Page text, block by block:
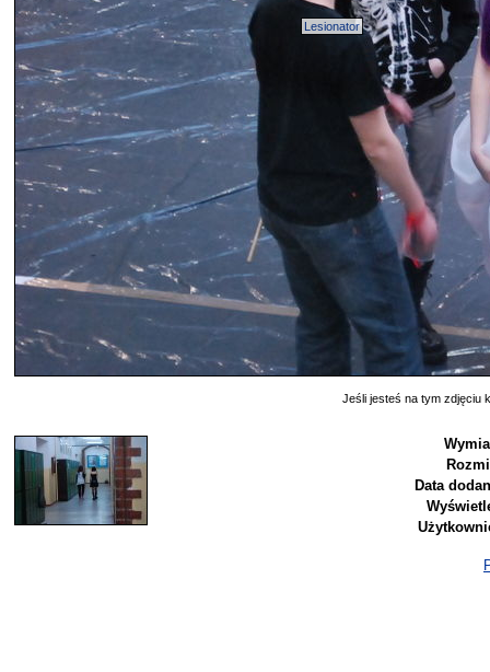
Lesionator
Jeśli jesteś na tym zdjęciu
Data